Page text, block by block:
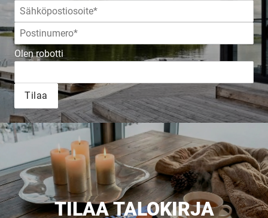
Olen robotti
Tilaa
TILAA TALOKIRJA